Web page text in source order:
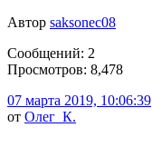
Автор saksonec08
Сообщений: 2
Просмотров: 8,478
07 марта 2019, 10:06:39
от Олег_К.